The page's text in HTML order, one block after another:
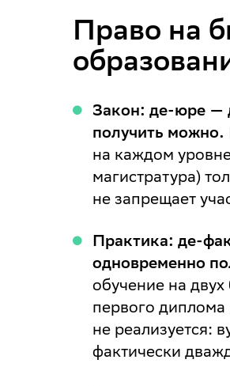
Право на
Закон: де-юре —
получить можно.
на каждом
магистратура)
не запрещает
Практика: де-
одновременно
обучение на
первого диплома
не реализуется:
фактически